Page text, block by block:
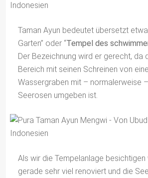
Taman Ayun bedeutet übersetzt
Garten” oder “Tempel des
Der Bezeichnung wird er gerecht, da
Bereich mit seinen Schreinen von
Wassergraben mit – normalerweise
Seerosen umgeben ist.
Als wir die Tempelanlage
gerade sehr viel renoviert und die